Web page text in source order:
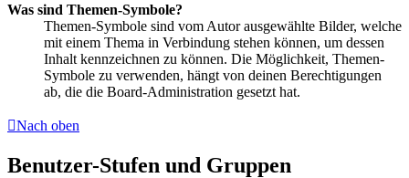
Was sind Themen-Symbole?
Themen-Symbole sind vom Autor ausgewählte Bilder, welche
mit einem Thema in Verbindung stehen können, um dessen
Inhalt kennzeichnen zu können. Die Möglichkeit, Themen-
Symbole zu verwenden, hängt von deinen Berechtigungen
ab, die die Board-Administration gesetzt hat.
Nach oben
Benutzer-Stufen und Gruppen